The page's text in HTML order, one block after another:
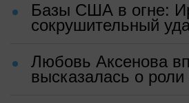
Базы США в огне:
сокрушительный
Любовь Аксенова
высказалась о